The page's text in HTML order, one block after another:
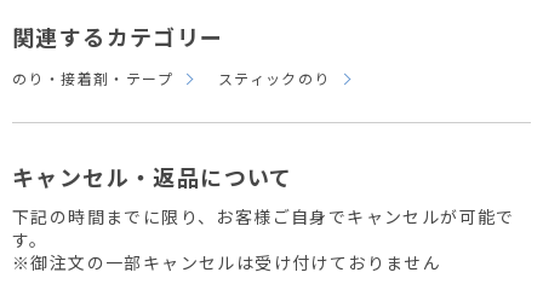
関連するカテゴリー
のり・接着剤・テープ スティックのり
キャンセル・返品について
下記の時間までに限り、お客様ご自身でキャンセルが可能で
す。
※御注文の一部キャンセルは受け付けておりません